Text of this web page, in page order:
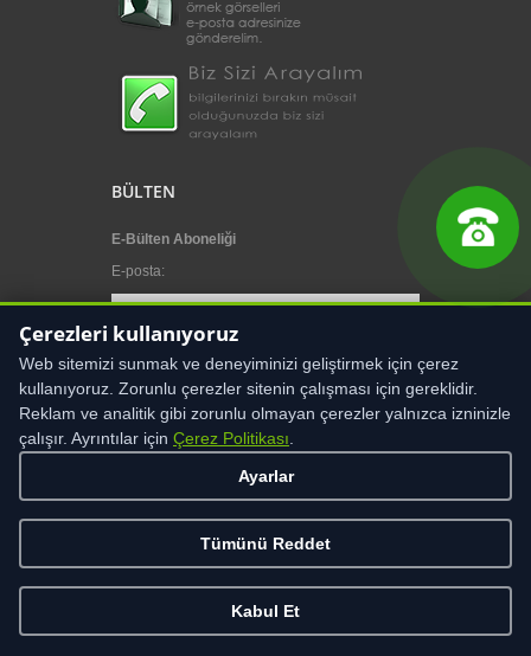
BÜLTEN
E-Bülten Aboneliği
E-posta:
Abone ol
Bu sitenin içeriği, kullanıcıyı sağlık amaçlı
konsültasyonunun yerini alamaz. Site içeriği, asla
kişisel teşhis ya da tedaviyönteminin seçimi için
değerlendirilmemelidir
Çerezleri kullanıyoruz
Web sitemizi sunmak ve deneyiminizi geliştirmek için çerez
kullanıyoruz. Zorunlu çerezler sitenin çalışması için gereklidir.
Reklam ve analitik gibi zorunlu olmayan çerezler yalnızca izninizle
çalışır. Ayrıntılar için Çerez Politikası.
Ayarlar
Tümünü Reddet
Kabul Et
Çerez Politikası·Çerez Ayarları